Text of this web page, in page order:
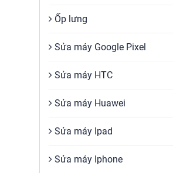
Ốp lưng
Sửa máy Google Pixel
Sửa máy HTC
Sửa máy Huawei
Sửa máy Ipad
Sửa máy Iphone